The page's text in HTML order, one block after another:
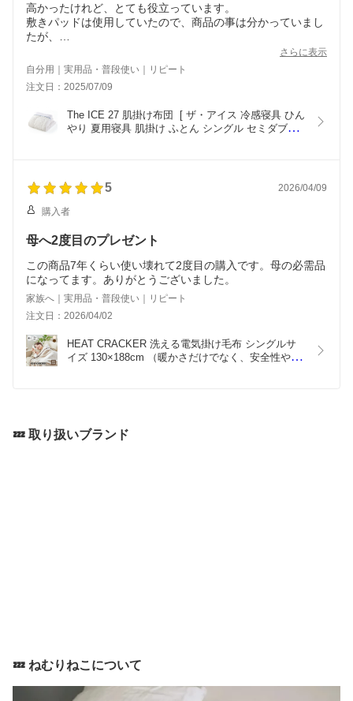
高かったけれど、とても役立っています。
敷きパッドは使用していたので、商品の事は分かっていまし
たが、
今年も酷暑の様ですが活躍が楽しみです。
さらに表示
自分用｜実用品・普段使い｜リピート
注文日：2025/07/09
The ICE 27 肌掛け布団  [ ザ・アイス 冷感寝具 ひん
やり 夏用寝具 肌掛け ふとん シングル セミダブル
5 2026/04/09
購入者
母へ2度目のプレゼント
この商品7年くらい使い壊れて2度目の購入です。母の必需品
になってます。ありがとうございました。
家族へ｜実用品・普段使い｜リピート
注文日：2026/04/02
HEAT CRACKER 洗える電気掛け毛布 シングルサ
イズ 130×188cm （暖かさだけでなく、安全性や快
💤 取り扱いブランド
💤 ねむりねこについて